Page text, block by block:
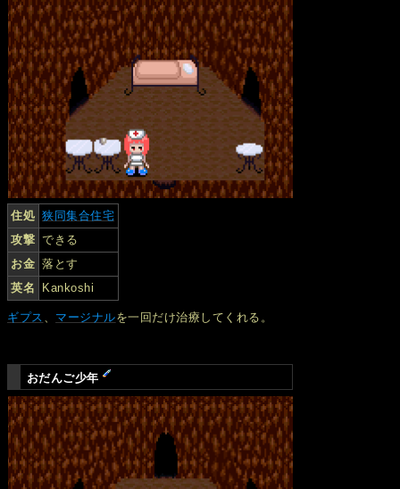
住処 狭同集合住宅
攻撃 できる
お金 落とす
英名
Kankoshi
ギプス 、 マージナルを一回だけ治療してくれる。
おだんご少年